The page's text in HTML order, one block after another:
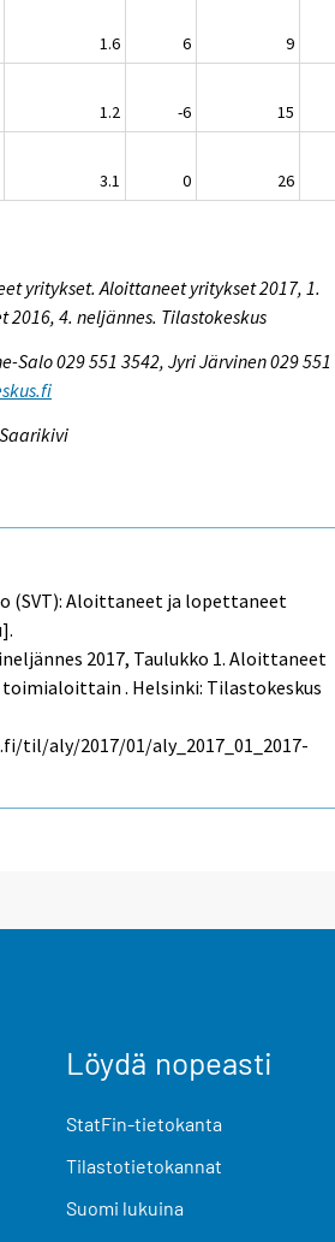
1.6 6 9
1.2 -6 15
3.1 0 26
yritykset. Aloittaneet yritykset 2017, 1.
4. neljännes. Tilastokeskus
029 551 3542, Jyri Järvinen 029 551
(SVT): Aloittaneet ja lopettaneet
2017, Taulukko 1. Aloittaneet
. Helsinki: Tilastokeskus
til/aly/2017/01/aly_2017_01_2017-
Löydä nopeasti
StatFin-tietokanta
Tilastotietokannat
Suomi lukuina